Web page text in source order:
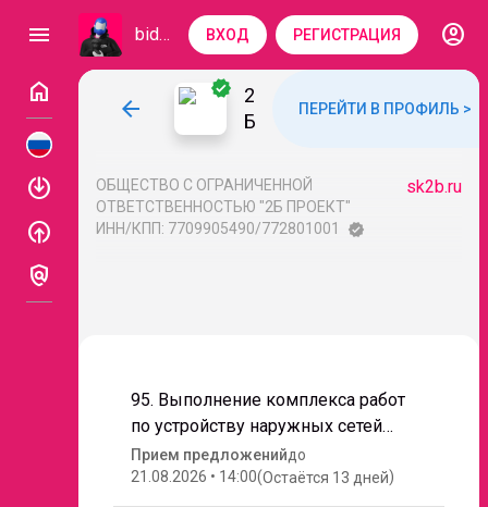
menu bidzaar ВХОД РЕГИСТРАЦИЯ
account_circle
home
enable
enable
policy
arrow_back
verified
2
Б
Р
О
Е
ПЕРЕЙТИ В ПРОФИЛЬ >
ОБЩЕСТВО С ОГРАНИЧЕННОЙ
ОТВЕТСТВЕННОСТЬЮ "2Б ПРОЕКТ"
ИНН/КПП: 7709905490/772801001
verified
sk2b.ru
95. Выполнение комплекса работ
по устройству наружных сетей
водоотведения НК2 на объекте
"Прокуратура Химки" по адресу:
Прием предложенийдо
21.08.2026 • 14:00(Остаётся 13 дней)